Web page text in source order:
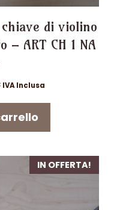
di violino
ART CH 1 NA
Il
attuale
IVA Inclusa
IN OFFERTA!